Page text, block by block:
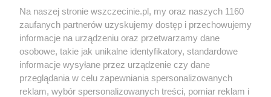
Wernisaże
Więcej
Specjalny koncert z okazji
20. urodzin portalu
wSzczecinie.pl
Regulamin konkursów
śniadaniówka "Hej
Szczecin! Jest piątek!"
Na naszej stronie wszczecinie.pl, my oraz naszych 1160
zaufanych partnerów uzyskujemy dostęp i przechowujemy
informacje na urządzeniu oraz przetwarzamy dane
osobowe, takie jak unikalne identyfikatory, standardowe
informacje wysyłane przez urządzenie czy dane
przeglądania w celu zapewniania spersonalizowanych
reklam, wybór spersonalizowanych treści, pomiar reklam i